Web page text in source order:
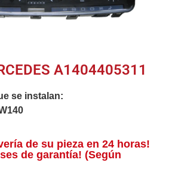
A1404405311
se instalan:
de su pieza en 24 horas!
de garantía! (Según